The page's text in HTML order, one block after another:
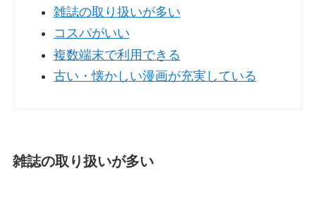
雑誌の取り扱いが多い
コスパがいい
複数端末で利用できる
古い・懐かしい漫画が充実している
雑誌の取り扱いが多い